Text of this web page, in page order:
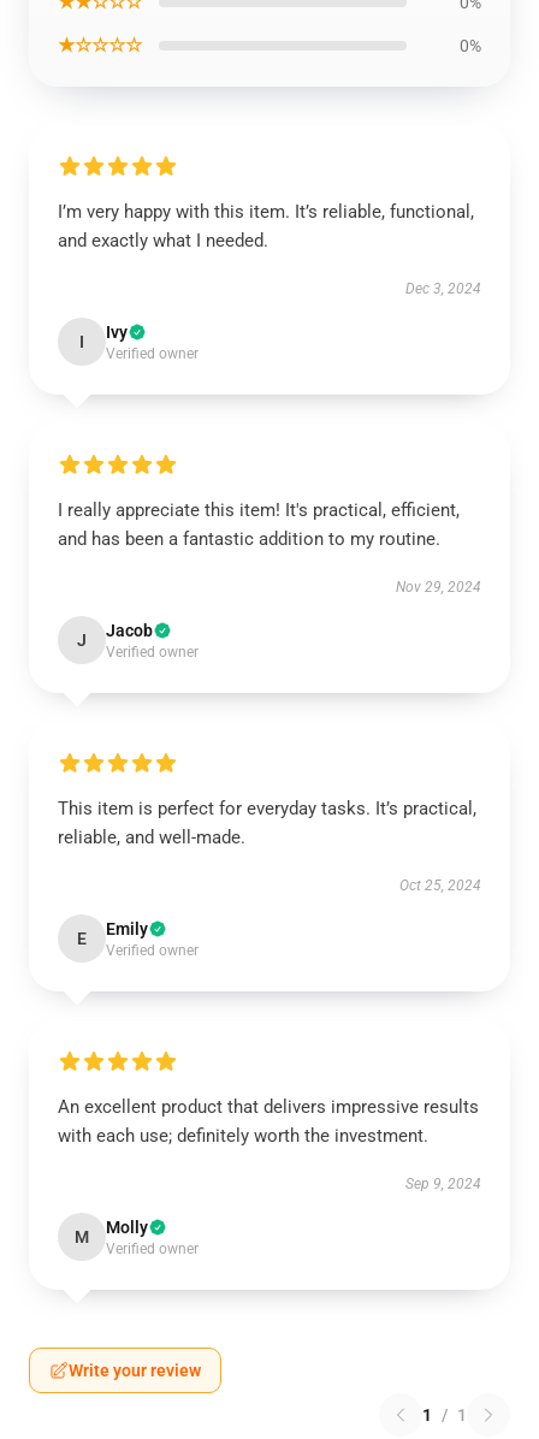
★☆☆☆☆ 0%
I’m very happy with this item. It’s reliable, functional,
and exactly what I needed.
Dec 3, 2024
I Ivy
Verified owner
I really appreciate this item! It's practical, efficient,
and has been a fantastic addition to my routine.
Nov 29, 2024
J Jacob
Verified owner
This item is perfect for everyday tasks. It’s practical,
reliable, and well-made.
Oct 25, 2024
E Emily
Verified owner
An excellent product that delivers impressive results
with each use; definitely worth the investment.
Sep 9, 2024
M Molly
Verified owner
Write your review
1 / 1